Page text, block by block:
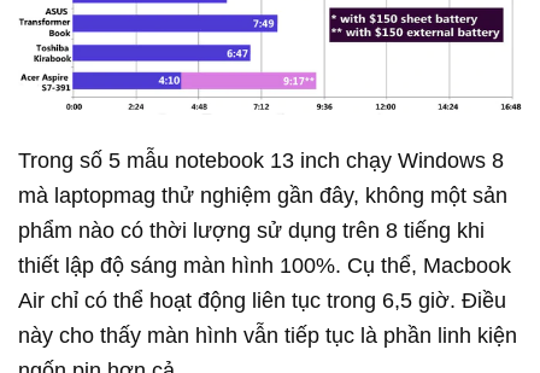
Trong số 5 mẫu notebook 13 inch chạy Windows 8
mà laptopmag thử nghiệm gần đây, không một sản
phẩm nào có thời lượng sử dụng trên 8 tiếng khi
thiết lập độ sáng màn hình 100%. Cụ thể, Macbook
Air chỉ có thể hoạt động liên tục trong 6,5 giờ. Điều
này cho thấy màn hình vẫn tiếp tục là phần linh kiện